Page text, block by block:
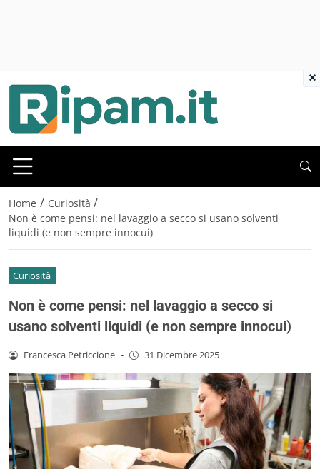
Home / Curiosità /
Non è come pensi: nel lavaggio a secco si usano solventi
liquidi (e non sempre innocui)
Curiosità
Non è come pensi: nel lavaggio a secco si
usano solventi liquidi (e non sempre innocui)
Francesca Petriccione - 31 Dicembre 2025
×